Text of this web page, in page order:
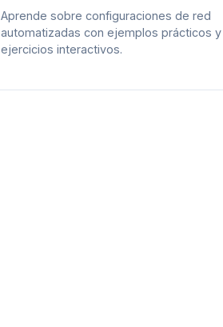
Aprende sobre configuraciones de red
automatizadas con ejemplos prácticos y
ejercicios interactivos.